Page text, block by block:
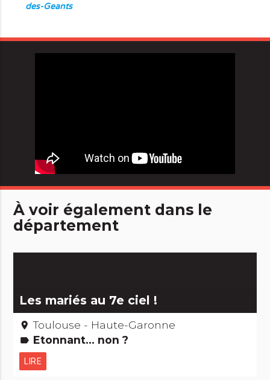
des-Geants
À voir également dans le
département
Les mariés au 7e ciel !
place Toulouse - Haute-Garonne
label Etonnant... non ?
LIRE